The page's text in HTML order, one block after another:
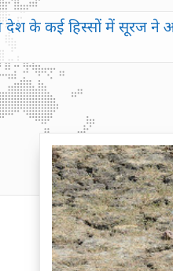
के कई हिस्सों में सूरज ने